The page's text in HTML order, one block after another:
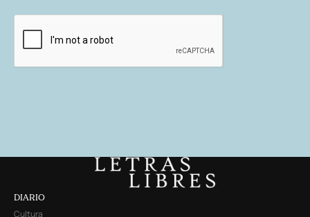
DIARIO
Cultura